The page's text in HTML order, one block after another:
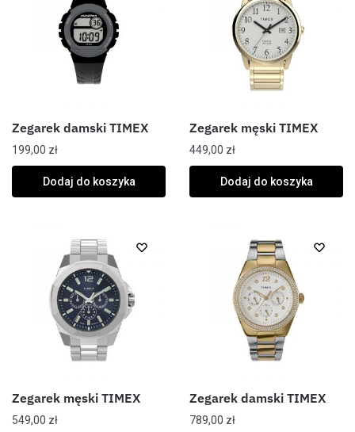
Zegarek damski TIMEX
199,00 zł
Dodaj do koszyka
Zegarek męski TIMEX
449,00 zł
Dodaj do koszyka
Zegarek męski TIMEX
549,00 zł
Zegarek damski TIMEX
789,00 zł